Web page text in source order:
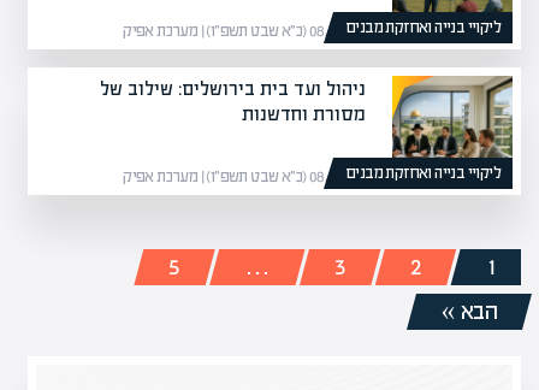
ליקויי בנייה ואחזקת מבנים08/02/26 (כ״א שבט תשפ״ו) | מערכת אפיק
ליקויי בנייה ואחזקת מבנים
ניהול ועד בית בירושלים: שילוב של
מסורת וחדשנות
08/02/26 (כ״א שבט תשפ״ו) | מערכת אפיק
1
2
3
…
5
הבא »